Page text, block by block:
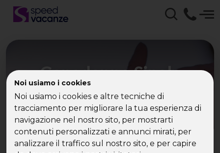
Noi usiamo i cookies
Noi usiamo i cookies e altre tecniche di
tracciamento per migliorare la tua esperienza di
navigazione nel nostro sito, per mostrarti
contenuti personalizzati e annunci mirati, per
analizzare il traffico sul nostro sito, e per capire
Capodanno Single
Milano con Speed
Vacanze | La tua Vacanza
Single